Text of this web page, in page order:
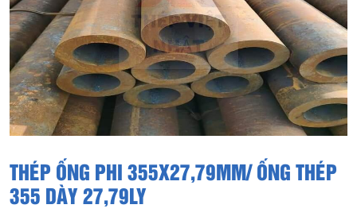
THÉP ỐNG PHI 355X27,79MM/ ỐNG THÉP
355 DÀY 27,79LY